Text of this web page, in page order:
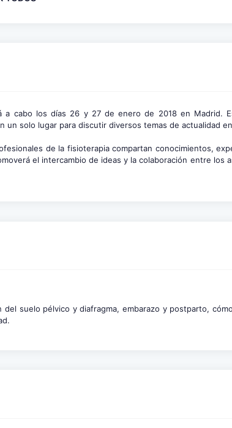
a cabo los días 26 y 27 de enero de 2018 en Madrid.
solo lugar para discutir diversos temas de actualidad
de la fisioterapia compartan conocimientos,
el intercambio de ideas y la colaboración entre los
suelo pélvico y diafragma, embarazo y postparto,